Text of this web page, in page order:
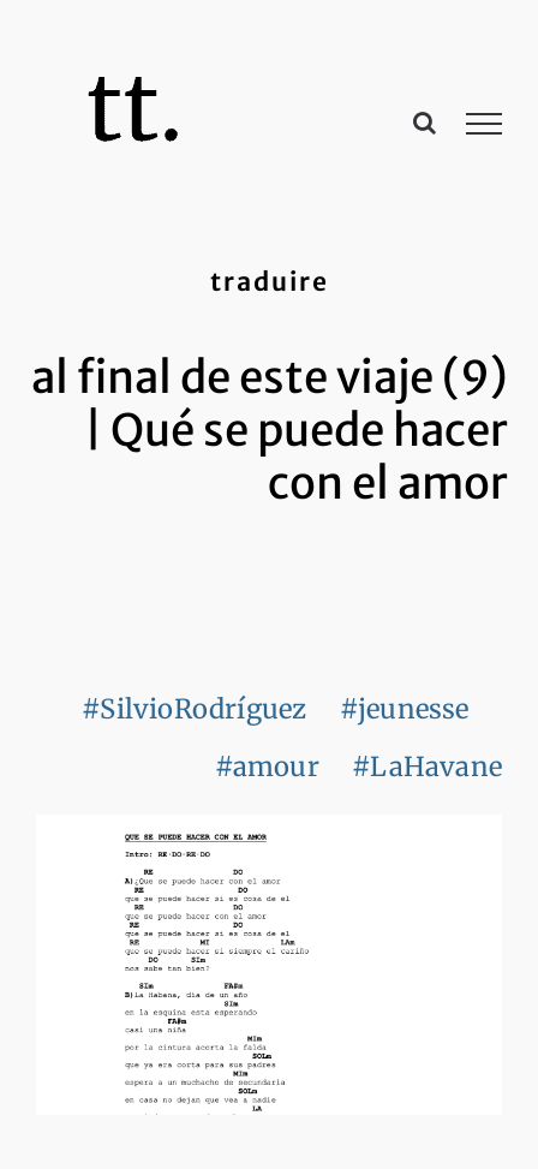
traduire
al final de este viaje (9)
| Qué se puede hacer
con el amor
#SilvioRodríguez
#jeunesse
#amour
#LaHavane